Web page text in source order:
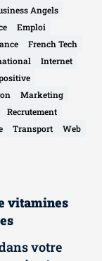
Angels
Emploi
French Tech
Internet
Marketing
Recrutement
Transport
Web
vitamines
votre